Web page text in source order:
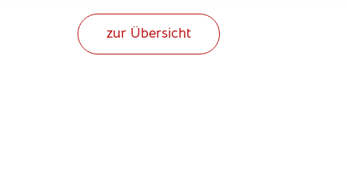
zur Übersicht